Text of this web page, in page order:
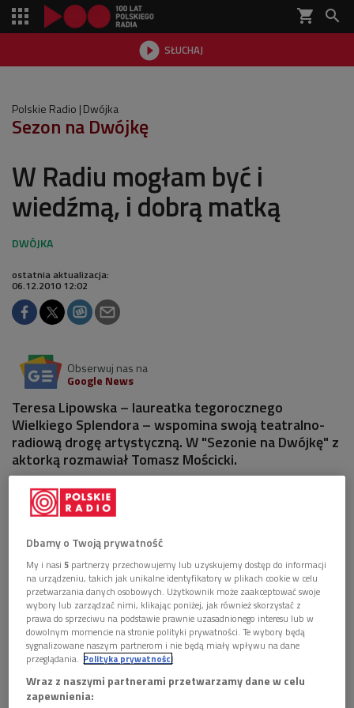
shopping_cart 
 SŁUCHAJ

Polskie Radio Dwójka
Sezon na Dwójkę
W Radiu mogłam być i
wiedźmą, i dobrą matką
ostatnia aktualizacja:
06.12.2010 12:02
Obserwuj nas na
Google News
Teresa Lipowska – laureatka tegorocznego
Wielkiego Splendora – wspomina swoją teatralno-
radiową drogę artystyczną. W "Sezonie na Dwójkę" z
aktorką rozmawiał Tomasz Mościcki.
AUDIO 6 plików
T. Lipowska o przyznaniu jej nagrody Wielkiego
Splendora
 03'52 
T. Lipowska o szkole teatralnej, muzycznej i...
medycznej
 01'39
Dbamy o Twoją prywatność
My i nasi5 partnerzy przechowujemy lub uzyskujemy dostęp do informacji
na urządzeniu, takich jak unikalne identyfikatory w plikach cookie w celu
przetwarzania danych osobowych. Użytkownik może zaakceptować swoje
wybory lub zarządzać nimi, klikając poniżej, jak również skorzystać z
prawa do sprzeciwu na podstawie prawnie uzasadnionego interesu lub w
dowolnym momencie na stronie polityki prywatności. Te wybory będą
sygnalizowane naszym partnerom i nie będą miały wpływu na dane
przeglądania. Polityka prywatności
Wraz z naszymi partnerami przetwarzamy dane w celu
zapewnienia: